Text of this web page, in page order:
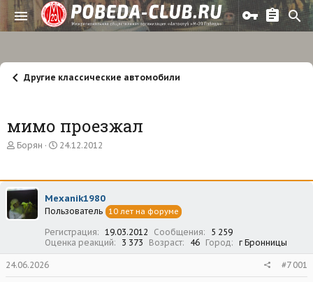
Другие классические автомобили
мимо проезжал
А
о
р
т
е
Борян
Д
а
а
ч
л
а
24.12.2012
Mexanik1980
Пользователь 10 лет на форуме
Регистрация 19.03.2012 Сообщения
5 259
Оценка реакций
3 373 Возраст 46 Город г Бронницы
24.06.2026 #7 001